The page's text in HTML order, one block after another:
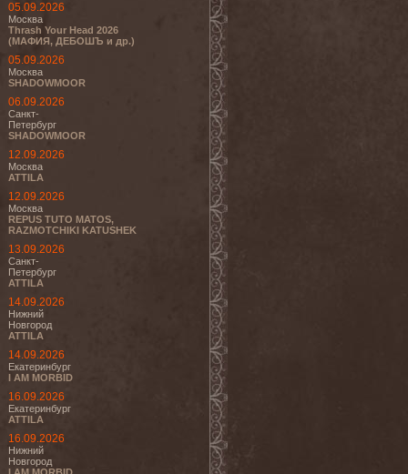
05.09.2026
Москва
Thrash Your Head 2026
(МАФИЯ, ДЕБОШЪ и др.)
05.09.2026
Москва
SHADOWMOOR
06.09.2026
Санкт-
Петербург
SHADOWMOOR
12.09.2026
Москва
ATTILA
12.09.2026
Москва
REPUS TUTO MATOS,
RAZMOTCHIKI KATUSHEK
13.09.2026
Санкт-
Петербург
ATTILA
14.09.2026
Нижний
Новгород
ATTILA
14.09.2026
Екатеринбург
I AM MORBID
16.09.2026
Екатеринбург
ATTILA
16.09.2026
Нижний
Новгород